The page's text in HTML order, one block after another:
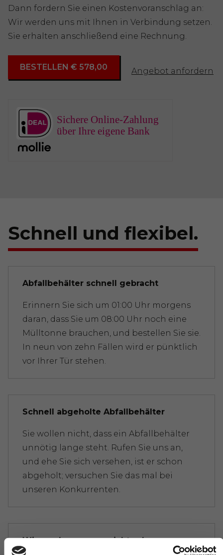
Dann fordern Sie einen Kostenvoranschlag an:
Wir werden uns mit Ihnen in Verbindung setzen.
Sie erhalten anschließend eine Rechnung.
BESTELLEN € 578,00 Angebot anfordern
Sichere Online-Zahlung
über Ihre eigene Bank
Schnell und flexibel.
Abfallbehälter schnell gebracht
Erinnern Sie sich um 01:00 Uhr morgens
daran, dass Sie um 08:00 Uhr noch eine
Mülltonne brauchen, und bestellen Sie sie.
In neun von zehn Fällen wird er pünktlich
vor Ihrer Tür stehen.
Schnell abgeholte Abfallbehälter
Sie wollen nicht, dass ein Abfallbehälter
unnötig lange steht. Rufen Sie uns an,
und ehe Sie sich versehen, ist er schon
abgeholt; versuchen Sie das mal bei
unseren Konkurrenten.
Wir machen es uns nicht schwer